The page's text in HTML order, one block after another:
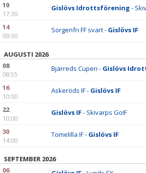
10
17:30
Gislövs Idrottsförening -
14
09:30
Sorgenfri FF svart - Gislövs IF
AUGUSTI 2026
08
08:55
Bjärreds Cupen - Gislövs
16
10:00
Askeröds IF - Gislövs IF
22
10:00
Gislövs IF- Skivarps GoIF
30
14:00
Tomelilla IF - Gislövs IF
SEPTEMBER 2026
06